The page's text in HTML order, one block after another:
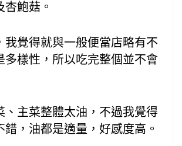
鮑菇。
我覺得就與一般便當店略有不
多樣性，所以吃完整個並不會
、主菜整體太油，不過我覺得
，油都是適量，好感度高。